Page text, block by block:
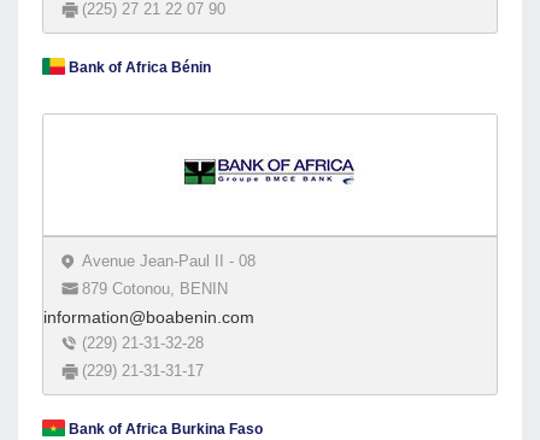
(225) 27 21 22 07 90
Bank of Africa Bénin
Avenue Jean-Paul II - 08
879 Cotonou, BENIN
information@boabenin.com
(229) 21-31-32-28
(229) 21-31-31-17
Bank of Africa Burkina Faso